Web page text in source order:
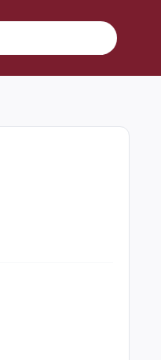
Ciudad De Lanús -